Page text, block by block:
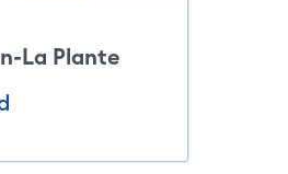
La Plante